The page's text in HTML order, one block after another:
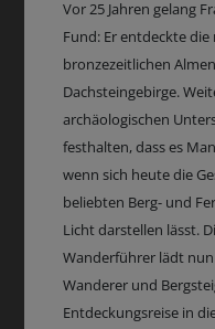
Vor 25 Jahren gelang
Fund: Er entdeckte die
bronzezeitlichen
Dachsteingebirge.
archäologischen
festhalten, dass es
wenn sich heute die
beliebten Berg- und
Licht darstellen lässt. Dieser reich bebilderte Kultur-
Wanderführer lädt
Wanderer und
Entdeckungsreise in